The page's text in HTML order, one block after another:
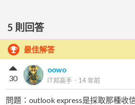
5 則回答
最佳解答
oowo
iT邦高手 ． 14 年前
30
問題：outlook express是採取那種收